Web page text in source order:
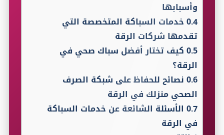
وأسبابها
0.4خدمات السباكة المتخصصة التي
تقدمها شركات الرقة
0.5كيف تختار أفضل سباك صحي في
الرقة؟
0.6نصائح للحفاظ على شبكة الصرف
الصحي منزلك في الرقة
0.7الأسئلة الشائعة عن خدمات السباكة
في الرقة